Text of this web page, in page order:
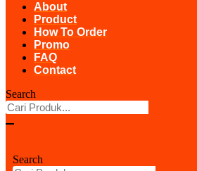
About
Product
How To Order
Promo
FAQ
Contact
Search
Search